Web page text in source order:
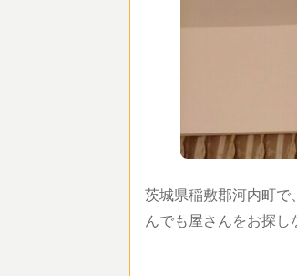
茨城県稲敷郡河内町
んでも屋さんをお探し